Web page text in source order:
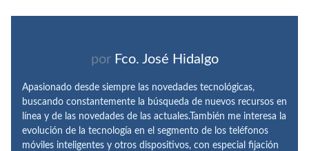
por Fco. José Hidalgo
Apasionado desde siempre las novedades tecnológicas,
buscando constantemente la búsqueda de nuevos recursos en
línea y de las novedades de las actuales.También me interesa la
evolución de la tecnología en el segmento de los teléfonos
móviles inteligentes y otros dispositivos, con especial fijación